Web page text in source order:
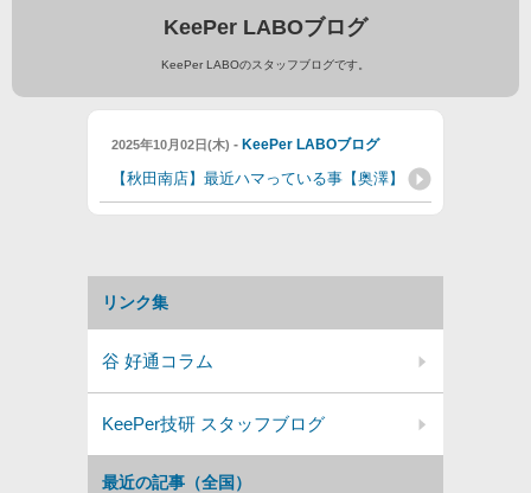
KeePer LABOブログ
KeePer LABOのスタッフブログです。
2025年10月02日(木) - KeePer LABOブログ
【秋田南店】最近ハマっている事【奥澤】
最近の記事（全国）
リンク集
谷 好通コラム
KeePer技研 スタッフブログ